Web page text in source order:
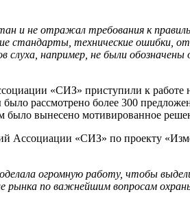
и не отражал требования к
технические ошибки,
например, не были
«СИЗ» приступили к
рассмотрено более 300
было вынесено мотивированное
Ассоциации «СИЗ» по проекту
огромную работу, чтобы
рынка по важнейшим вопросам